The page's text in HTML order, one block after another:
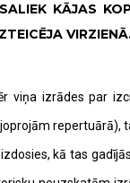
KĀJAS
izrādes par
kā tas